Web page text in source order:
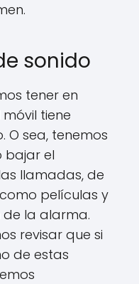
sonido
tener en
tiene
O sea, tenemos
bajar el
llamadas, de
películas y
de la alarma.
revisar que si
de estas